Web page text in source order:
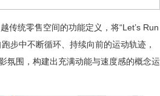
传统零售空间的功能定义，将“Let’s Run
步中不断循环、持续向前的运动轨迹，
氛围，构建出充满动能与速度感的概念运